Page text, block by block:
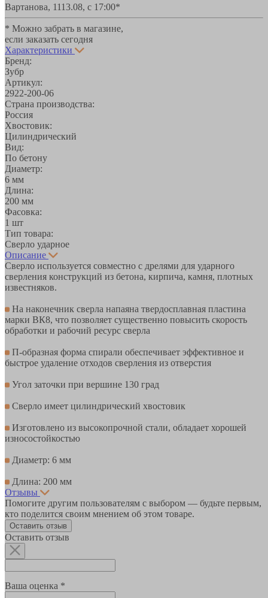
Вартанова, 1113.08, с 17:00*
* Можно забрать в магазине,
если заказать сегодня
Характеристики
Бренд:
Зубр
Артикул:
2922-200-06
Страна производства:
Россия
Хвостовик:
Цилиндрический
Вид:
По бетону
Диаметр:
6 мм
Длина:
200 мм
Фасовка:
1 шт
Тип товара:
Сверло ударное
Описание
Сверло используется совместно с дрелями для ударного
сверления конструкций из бетона, кирпича, камня, плотных
известняков.
На наконечник сверла напаяна твердосплавная пластина
марки ВК8, что позволяет существенно повысить скорость
обработки и рабочий ресурс сверла
П-образная форма спирали обеспечивает эффективное и
быстрое удаление отходов сверления из отверстия
Угол заточки при вершине 130 град
Сверло имеет цилиндрический хвостовик
Изготовлено из высокопрочной стали, обладает хорошей
износостойкостью
Диаметр: 6 мм
Длина: 200 мм
Отзывы
Помогите другим пользователям с выбором — будьте первым,
кто поделится своим мнением об этом товаре.
Оставить отзыв
Оставить отзыв
Ваша оценка *